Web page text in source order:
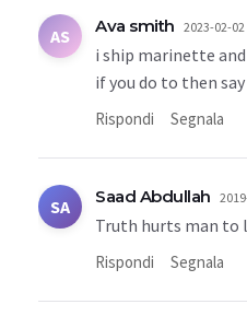
AS Ava smith 2023-02-02
i ship marinette and
if you do to then
Rispondi Segnala
SA Saad Abdullah
Truth hurts man
Rispondi Segnala